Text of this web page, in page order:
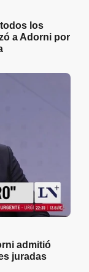
los
a Adorni por
admitió
juradas